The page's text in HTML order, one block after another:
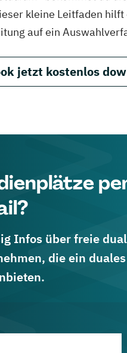
kleine Leitfaden
auf ein
jetzt kostenlos
Infos über freie
die ein duales